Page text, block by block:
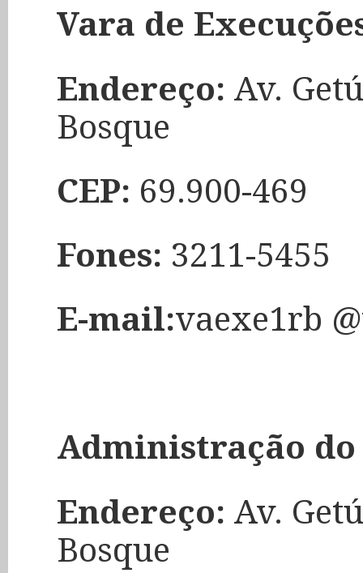
Vara de
Endereço: Av.
Bosque
CEP: 69.900-469
Fones: 3211-5455
E-mail:vaexe1rb
Administração
Endereço: Av.
Bosque